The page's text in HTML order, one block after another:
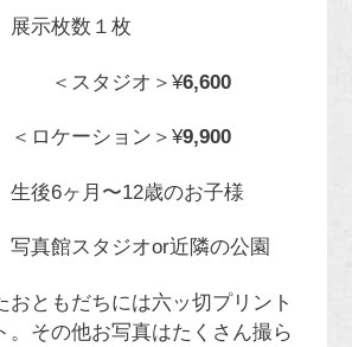
示枚数１枚
ジオ＞¥6,600
ション＞¥9,900
6ヶ月〜12歳のお子様
館スタジオor近隣の公園
おともだちには六ッ切プリント
。その他お写真はたくさん撮ら